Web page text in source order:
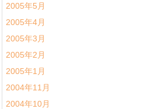
2005年5月
2005年4月
2005年3月
2005年2月
2005年1月
2004年11月
2004年10月